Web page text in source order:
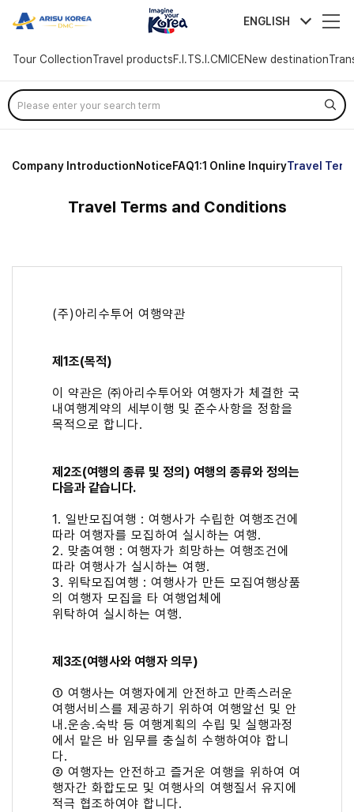
arisutour ENGLISH
Tour CollectionTravel productsF.I.TS.I.CMICENew destination
Company IntroductionNoticeFAQ1:1 Online InquiryTravel
Travel Terms and Conditions
(주)아리수투어 여행약관
제1조(목적)
이 약관은 ㈜아리수투어와 여행자가 체결한 국
내여행계약의 세부이행 및 준수사항을 정함을
목적으로 합니다.
제2조(여행의 종류 및 정의) 여행의 종류와 정의는
다음과 같습니다.
1. 일반모집여행 : 여행사가 수립한 여행조건에
따라 여행자를 모집하여 실시하는 여행.
2. 맞춤여행 : 여행자가 희망하는 여행조건에
따라 여행사가 실시하는 여행.
3. 위탁모집여행 : 여행사가 만든 모집여행상품
의 여행자 모집을 타 여행업체에
위탁하여 실시하는 여행.
제3조(여행사와 여행자 의무)
① 여행사는 여행자에게 안전하고 만족스러운
여행서비스를 제공하기 위하여 여행알선 및 안
내․운송․숙박 등 여행계획의 수립 및 실행과정
에서 맡은 바 임무를 충실히 수행하여야 합니
다.
② 여행자는 안전하고 즐거운 여행을 위하여 여
행자간 화합도모 및 여행사의 여행질서 유지에
적극 협조하여야 합니다.